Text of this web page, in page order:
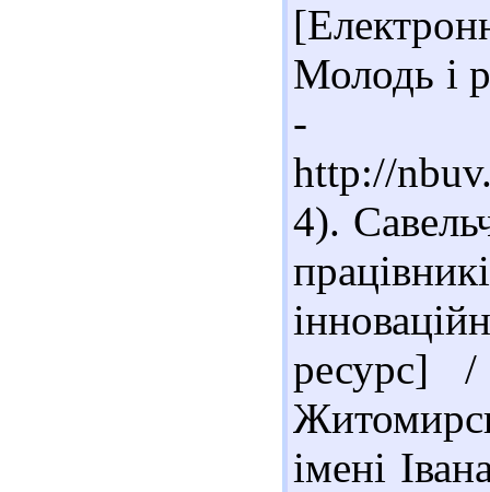
Молодь і
-
http://
4).
ресурс]
імені